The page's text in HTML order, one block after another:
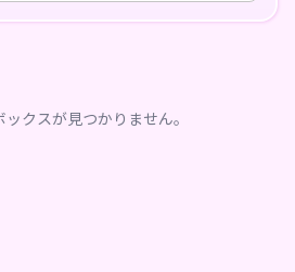
クスが見つかりません。